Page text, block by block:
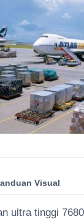
Visual
ultra tinggi